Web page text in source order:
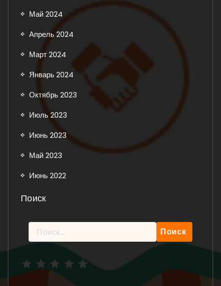
Май 2024
Апрель 2024
Март 2024
Январь 2024
Октябрь 2023
Июль 2023
Июнь 2023
Май 2023
Июнь 2022
Поиск
Найти: